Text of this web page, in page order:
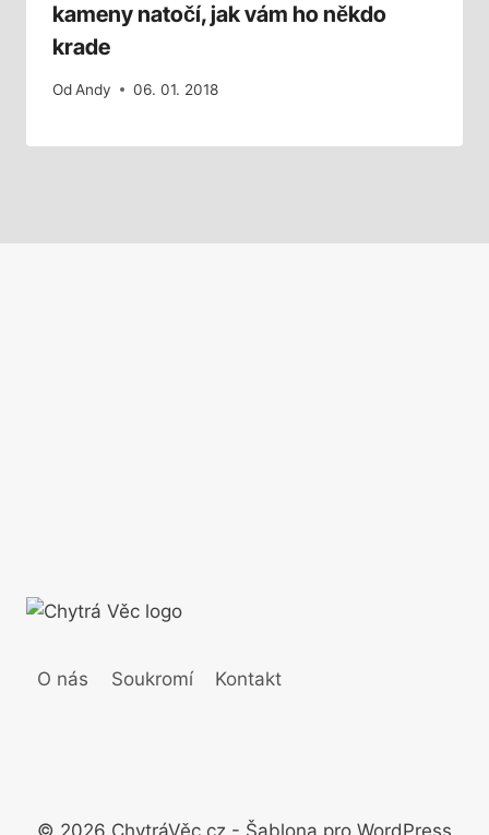
kameny natočí, jak vám ho někdo
krade
Od Andy 06. 01. 2018
O nás Soukromí Kontakt
© 2026 ChytráVěc.cz - Šablona pro WordPress